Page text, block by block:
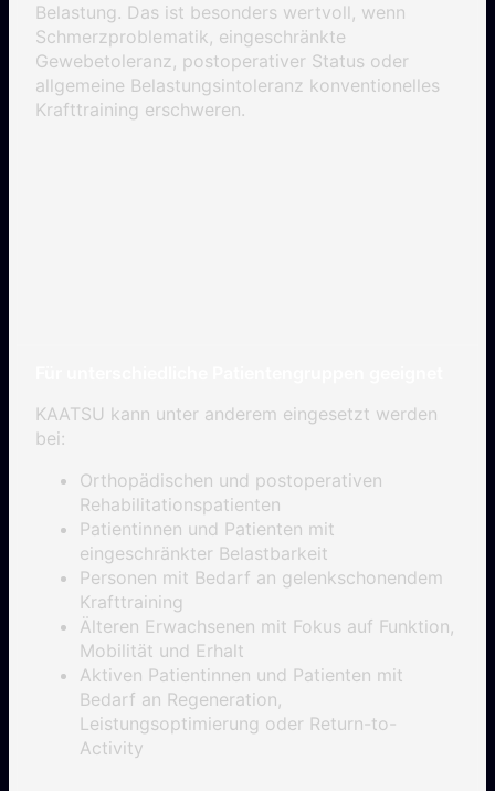
Belastung. Das ist besonders wertvoll, wenn
Schmerzproblematik, eingeschränkte
Gewebetoleranz, postoperativer Status oder
allgemeine Belastungsintoleranz konventionelles
Krafttraining erschweren.
KAATSU kann unter anderem eingesetzt werden
bei:
Orthopädischen und postoperativen
Rehabilitationspatienten
Patientinnen und Patienten mit
eingeschränkter Belastbarkeit
Personen mit Bedarf an gelenkschonendem
Krafttraining
Älteren Erwachsenen mit Fokus auf Funktion,
Mobilität und Erhalt
Aktiven Patientinnen und Patienten mit
Bedarf an Regeneration,
Leistungsoptimierung oder Return-to-
Activity